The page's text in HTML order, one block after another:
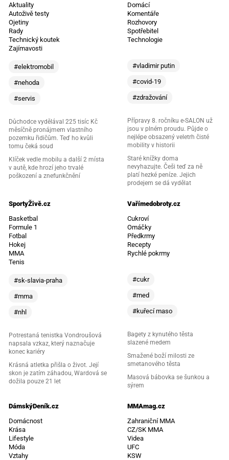
Aktuality
Autoživě testy
Ojetiny
Rady
Technický koutek
Zajímavosti
#elektromobil
#nehoda
#servis
Důchodce vydělával 225 tisíc Kč
měsíčně pronájmem vlastního
pozemku řidičům. Teď ho kvůli
tomu čeká soud
Klíček vedle mobilu a další 2 místa
v autě, kde hrozí jeho trvalé
poškození a znefunkčnění
Domácí
Komentáře
Rozhovory
Spotřebitel
Technologie
#vladimir putin
#covid-19
#zdražování
Přípravy 8. ročníku e-SALON už
jsou v plném proudu. Půjde o
nejlépe obsazený veletrh čisté
mobility v historii
Staré knížky doma
nevyhazujte. Češi teď za ně
platí hezké peníze. Jejich
prodejem se dá vydělat
SportyŽivě.cz
Basketbal
Formule 1
Fotbal
Hokej
MMA
Tenis
#sk-slavia-praha
#mma
#nhl
Potrestaná tenistka Vondroušová
napsala vzkaz, který naznačuje
konec kariéry
Krásná atletka přišla o život. Její
skon je zatím záhadou, Wardová se
dožila pouze 21 let
Vařímedobroty.cz
Cukroví
Omáčky
Předkrmy
Recepty
Rychlé pokrmy
#cukr
#med
#kuřecí maso
Bagety z kynutého těsta
slazené medem
Smažené boží milosti ze
smetanového těsta
Masová bábovka se šunkou a
sýrem
DámskýDeník.cz
Domácnost
Krása
Lifestyle
Móda
Vztahy
MMAmag.cz
Zahraniční MMA
CZ/SK MMA
Videa
UFC
KSW